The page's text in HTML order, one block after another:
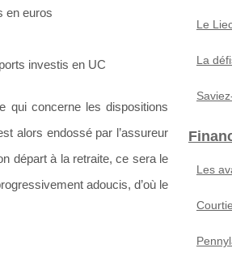
en euros
investis en UC
qui concerne les dispositions
alors endossé par l’assureur
départ à la retraite, ce sera le
adoucis, d’où le
Le
La
Les